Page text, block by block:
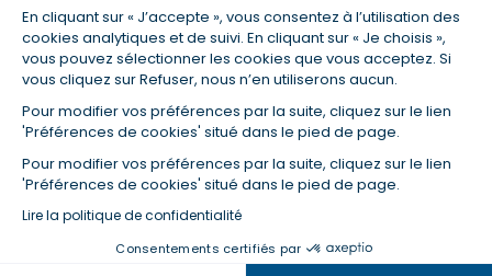
En cliquant sur « J’accepte », vous consentez à l’utilisation des
cookies analytiques et de suivi. En cliquant sur « Je choisis »,
vous pouvez sélectionner les cookies que vous acceptez. Si
vous cliquez sur Refuser, nous n’en utiliserons aucun.
Pour modifier vos préférences par la suite, cliquez sur le lien
'Préférences de cookies' situé dans le pied de page.
Pour modifier vos préférences par la suite, cliquez sur le lien
'Préférences de cookies' situé dans le pied de page.
Lire la politique de confidentialité
Consentements certifiés par
(3) Taux minimum pour un crédit consommation d'un montant fixé entre
5 000 et 20 000 euros, selon profil et durée.
(4) La diminution du montant des mensualités entraîne l'allongement
de la durée de remboursement ainsi que la hausse du coût total du
(5) Banques de réseau, mutualistes, spécialisées, directions
régionales, organismes de crédit selon votre profil et votre demande.
Mutuelles, compagnies et courtiers d'assurances. Selon votre profil et
votre demande.
régionales, organismes de crédit, selon votre profil et votre demande.